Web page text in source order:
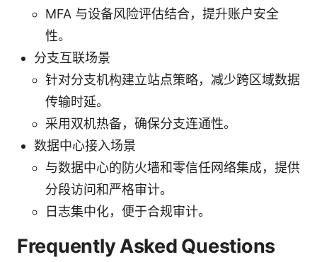
MFA 与设备风险评估结合，提升账户安全
性。
分支互联场景
针对分支机构建立站点策略，减少跨区域数据
传输时延。
采用双机热备，确保分支连通性。
数据中心接入场景
与数据中心的防火墙和零信任网络集成，提供
分段访问和严格审计。
日志集中化，便于合规审计。
Frequently Asked Questions